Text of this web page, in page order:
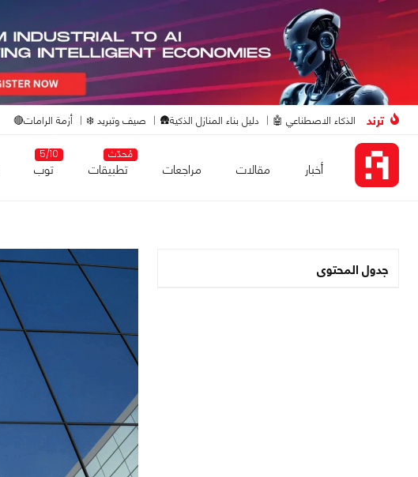
ترند الذكاء الاصطناعي 🤖 دليل بناء المنازل الذكية🛖 صيف وتبريد ❄️ أزمة الرامات🔴
أخبار مقالات مراجعات
مُحدّث
تطبيقات
5/10
توب
جدول المحتوى